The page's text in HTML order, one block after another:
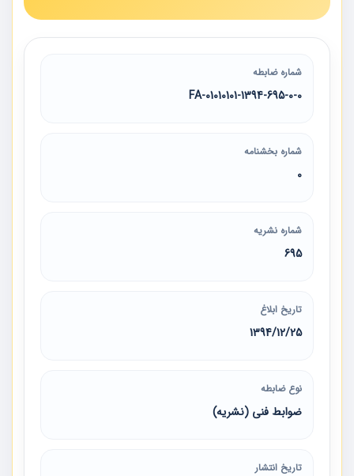
شماره ضابطه
01010101-1394-695-0-0-FA
شماره بخشنامه
0
شماره نشریه
695
تاریخ ابلاغ
1394/12/25
نوع ضابطه
ضوابط فنی (نشریه)
تاریخ انتشار